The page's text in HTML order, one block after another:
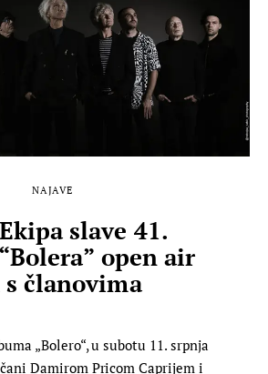
NAJAVE
slave 41.
open air
članovima
„Bolero“, u subotu 11. srpnja
Damirom Pricom Caprijem i